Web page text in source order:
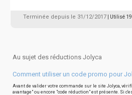
Terminée depuis le 31/12/2017 | Utilisé
Au sujet des réductions Jolyca
Comment utiliser un code promo pour
Avant de valider votre commande sur le site Jolyca,
avantage" ou encore "code réduction" est présente. Si